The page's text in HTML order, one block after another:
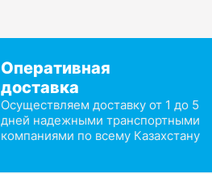
Оперативная
доставка
Осуществляем доставку от 1 до 5
дней надежными транспортными
компаниями по всему Казахстану